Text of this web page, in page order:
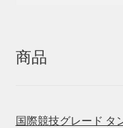
商品
国際競技グレード タ